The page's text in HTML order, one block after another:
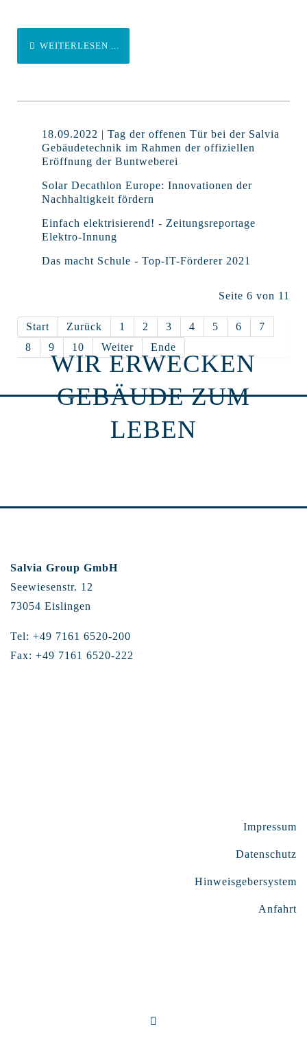
WEITERLESEN ...
18.09.2022 | Tag der offenen Tür bei der Salvia
Gebäudetechnik im Rahmen der offiziellen
Eröffnung der Buntweberei
Solar Decathlon Europe: Innovationen der
Nachhaltigkeit fördern
Einfach elektrisierend! - Zeitungsreportage
Elektro-Innung
Das macht Schule - Top-IT-Förderer 2021
Seite 6 von 11
Start Zurück 1 2 3 4 5 6
7
8
9 10 Weiter Ende
WIR ERWECKEN
GEBÄUDE ZUM
LEBEN
Salvia Group GmbH
Seewiesenstr. 12
73054 Eislingen
Tel: +49 7161 6520-200
Fax: +49 7161 6520-222
Impressum
Datenschutz
Hinweisgebersystem
Anfahrt